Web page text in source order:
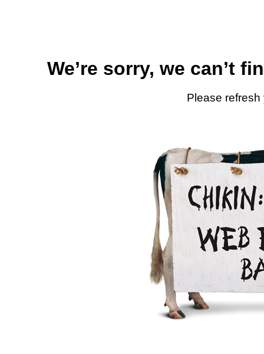
We’re sorry, we can’t
Please refresh